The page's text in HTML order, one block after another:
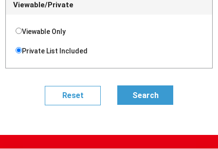
Viewable/Private
Viewable Only
Private List Included